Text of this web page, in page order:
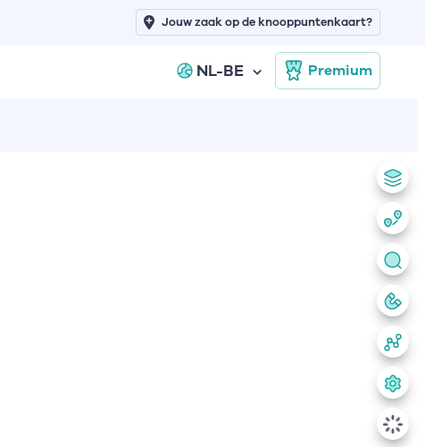
NL-BE Premium
Jouw zaak op de knooppuntenkaart?